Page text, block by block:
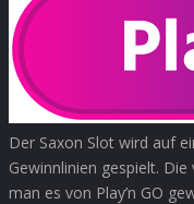
Der Saxon Slot wird auf
Gewinnlinien gespielt.
man es von Play’n GO